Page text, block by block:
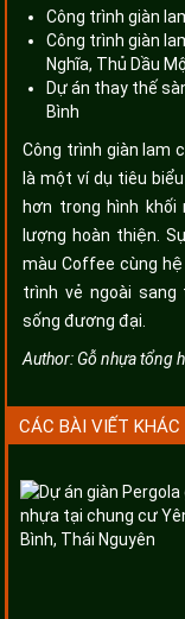
Công trình giàn
Công trình giàn
Nghĩa, Thủ Dầu
Dự án thay thế
Bình
Công trình giàn lam
là một ví dụ tiêu
hơn trong hình
lượng hoàn thiện.
màu Coffee cùng
trình vẻ ngoài sang
sống đương đại.
Author:Gỗ nhựa tổng
CÁC BÀI VIẾT KHÁC